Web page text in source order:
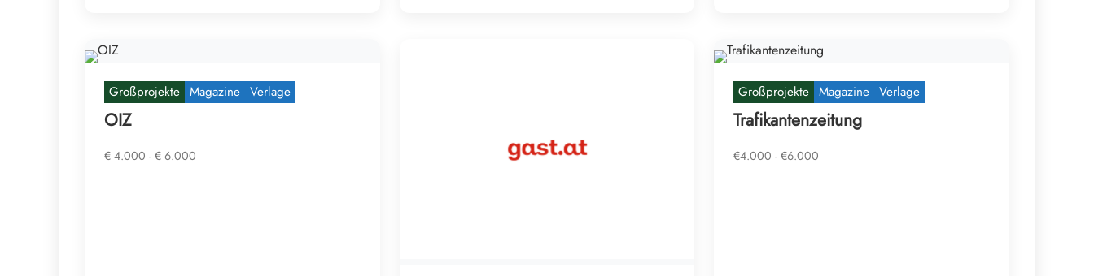
Großprojekte Magazine Verlage
OIZ
€ 4.000 - € 6.000
Großprojekte Magazine Verlage
Trafikantenzeitung
€4.000 - €6.000